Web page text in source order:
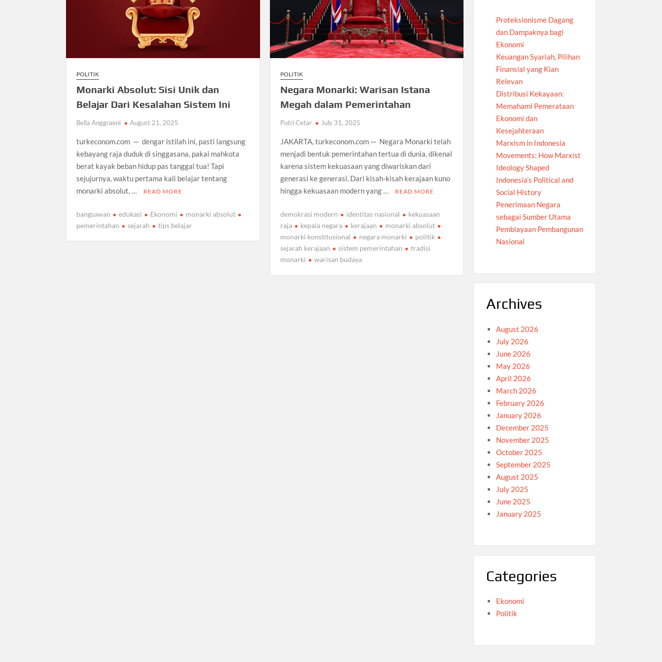
POLITIK
Monarki Absolut: Sisi Unik dan
Belajar Dari Kesalahan Sistem Ini
Bella Anggraeni August 21, 2025
turkeconom.com — dengar istilah ini, pasti langsung
kebayang raja duduk di singgasana, pakai mahkota
berat kayak beban hidup pas tanggal tua! Tapi
sejujurnya, waktu pertama kali belajar tentang
monarki absolut, …
READ MORE
bangsawan edukasi Ekonomi
monarki absolut
pemerintahan
sejarah tips belajar
POLITIK
Negara Monarki: Warisan Istana
Megah dalam Pemerintahan
Putri Cetar July 31, 2025
JAKARTA, turkeconom.com — Negara Monarki telah
menjadi bentuk pemerintahan tertua di dunia, dikenal
karena sistem kekuasaan yang diwariskan dari
generasi ke generasi. Dari kisah-kisah kerajaan kuno
hingga kekuasaan modern yang …
READ MORE
demokrasi modern identitas nasional
kekuasaan
raja
kepala negara kerajaan
monarki absolut
monarki konstitusional
negara monarki
politik
sejarah kerajaan
sistem pemerintahan
tradisi
monarki
warisan budaya
Proteksionisme Dagang
dan Dampaknya bagi
Ekonomi
Keuangan Syariah, Pilihan
Finansial yang Kian
Relevan
Distribusi Kekayaan:
Memahami Pemerataan
Ekonomi dan
Kesejahteraan
Marxism in Indonesia
Movements: How Marxist
Ideology Shaped
Indonesia’s Political and
Social History
Penerimaan Negara
sebagai Sumber Utama
Pembiayaan Pembangunan
Nasional
Archives
August 2026
July 2026
June 2026
May 2026
April 2026
March 2026
February 2026
January 2026
December 2025
November 2025
October 2025
September 2025
August 2025
July 2025
June 2025
January 2025
Categories
Ekonomi
Politik